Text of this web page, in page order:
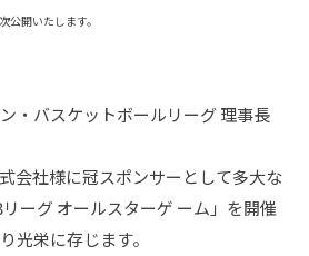
公開いたします。
・バスケットボールリーグ 理事長
会社様に冠スポンサーとして多大な
ーグオールスターゲ ーム」を開催
光栄に存じます。